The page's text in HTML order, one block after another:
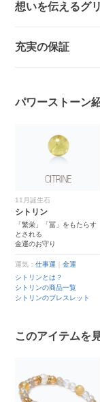
想いを伝えるグ
充実の保証
パワーストーン
11月誕生石
シトリン
「繁栄」「冨」をもたらす
とされる
金運のお守り
運気：仕事運 ｜金運
シトリンとは？
シトリンの商品一覧
シトリンのブレスレット
このアイテムを